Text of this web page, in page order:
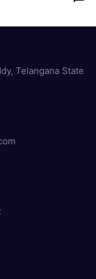
Telangana State